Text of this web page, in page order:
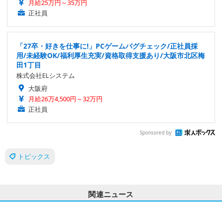
月給25万円～35万円
正社員
「27卒・好きを仕事に!」PCゲームバグチェック/正社員採
用/未経験OK/福利厚生充実/資格取得支援あり/大阪市北区梅
田1丁目
株式会社ELシステム
大阪府
月給26万4,500円～32万円
正社員
Sponsored by
トピックス
関連ニュース